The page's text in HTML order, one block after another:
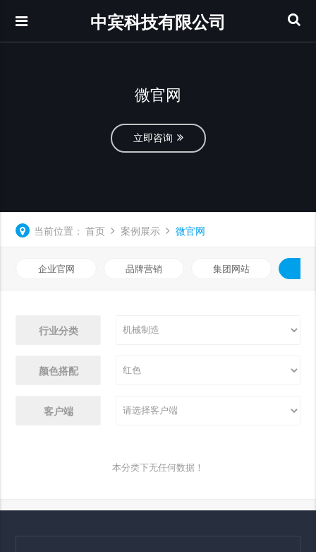
中宾科技有限公司
微官网
立即咨询
当前位置： 首页 案例展示 微官网
企业官网 品牌营销 集团网站
行业分类
颜色搭配
客户端
本分类下无任何数据！